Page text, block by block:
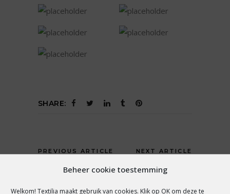
Beheer cookie toestemming
Welkom! Textilia maakt gebruik van cookies. Klik op OK om deze te
SHARE:
PREVIOUS ARTICLE NEXT ARTICLE